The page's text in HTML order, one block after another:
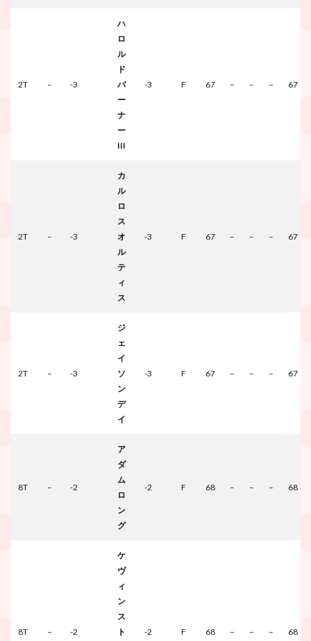
2T – -3
ハ
ロ
ル
ド
バ
ー
ナ
ー
III
-3 F 67 – – – 67
2T – -3
カ
ル
ロ
ス
オ
ル
テ
ィ
ス
-3 F 67 – – – 67
2T – -3
ジ
ェ
イ
ソ
ン
デ
イ
-3 F 67 – – – 67
8T – -2
ア
ダ
ム
ロ
ン
グ
-2 F 68 – – – 68
8T – -2
ケ
ヴ
ィ
ン
ス
ト
-2 F 68 – – – 68